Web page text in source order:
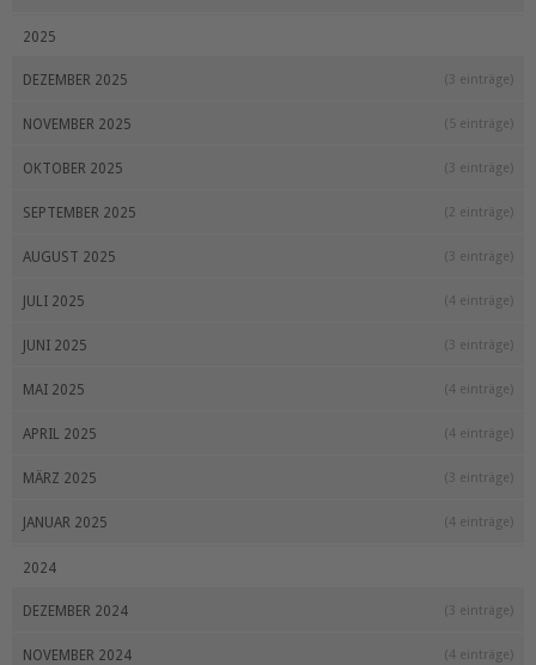
2025
DEZEMBER 2025 (3 einträge)
NOVEMBER 2025 (5 einträge)
OKTOBER 2025 (3 einträge)
SEPTEMBER 2025 (2 einträge)
AUGUST 2025 (3 einträge)
JULI 2025 (4 einträge)
JUNI 2025 (3 einträge)
MAI 2025 (4 einträge)
APRIL 2025 (4 einträge)
MÄRZ 2025 (3 einträge)
JANUAR 2025 (4 einträge)
2024
DEZEMBER 2024 (3 einträge)
NOVEMBER 2024 (4 einträge)